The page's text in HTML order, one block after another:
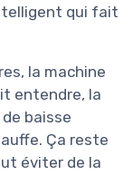
qui fait
la machine
entendre, la
baisse
Ça reste
éviter de la